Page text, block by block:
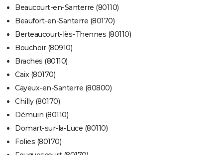
Beaucourt-en-Santerre (80110)
Beaufort-en-Santerre (80170)
Berteaucourt-lès-Thennes (80110)
Bouchoir (80910)
Braches (80110)
Caix (80170)
Cayeux-en-Santerre (80800)
Chilly (80170)
Démuin (80110)
Domart-sur-la-Luce (80110)
Folies (80170)